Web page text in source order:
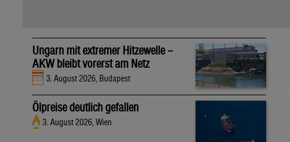
Ungarn mit extremer Hitzewelle –
AKW bleibt vorerst am Netz
3. August 2026, Budapest
Ölpreise deutlich gefallen
3. August 2026, Wien